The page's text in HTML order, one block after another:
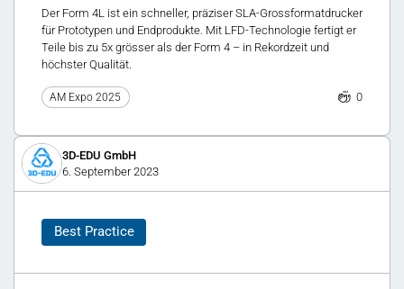
Der Form 4L ist ein schneller, präziser SLA-Grossformatdrucker
für Prototypen und Endprodukte. Mit LFD-Technologie fertigt er
Teile bis zu 5x grösser als der Form 4 – in Rekordzeit und
höchster Qualität.
AM Expo 2025 0
3D-EDU GmbH
6. September 2023
Best Practice